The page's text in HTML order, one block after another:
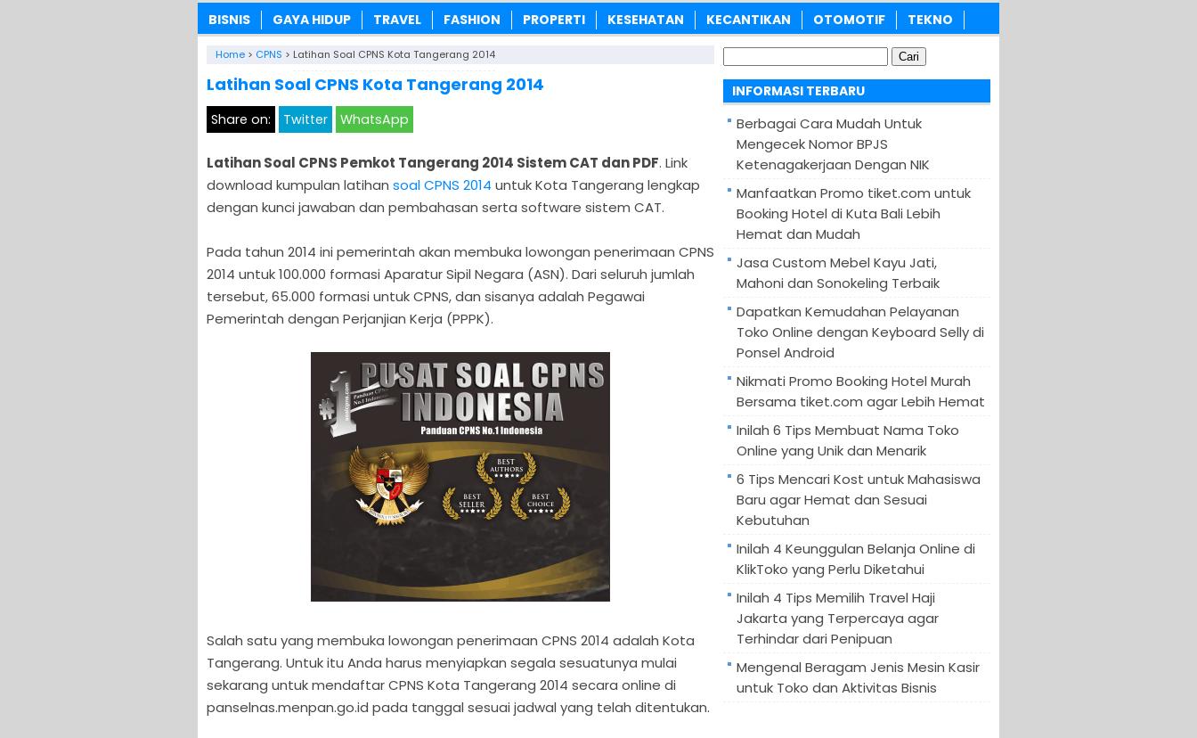
BISNIS GAYA HIDUP TRAVEL FASHION PROPERTI KESEHATAN KECANTIKAN OTOMOTIF TEKNO
Home > CPNS > Latihan Soal CPNS Kota Tangerang 2014
Latihan Soal CPNS Kota Tangerang 2014
Share on: Twitter WhatsApp
Latihan Soal CPNS Pemkot Tangerang 2014 Sistem CAT dan PDF. Link
download kumpulan latihan soal CPNS 2014 untuk Kota Tangerang lengkap
dengan kunci jawaban dan pembahasan serta software sistem CAT.
Pada tahun 2014 ini pemerintah akan membuka lowongan penerimaan CPNS
2014 untuk 100.000 formasi Aparatur Sipil Negara (ASN). Dari seluruh jumlah
tersebut, 65.000 formasi untuk CPNS, dan sisanya adalah Pegawai
Pemerintah dengan Perjanjian Kerja (PPPK).
Salah satu yang membuka lowongan penerimaan CPNS 2014 adalah Kota
Tangerang. Untuk itu Anda harus menyiapkan segala sesuatunya mulai
sekarang untuk mendaftar CPNS Kota Tangerang 2014 secara online di
panselnas.menpan.go.id pada tanggal sesuai jadwal yang telah ditentukan.
untuk:
INFORMASI TERBARU
Berbagai Cara Mudah Untuk
Mengecek Nomor BPJS
Ketenagakerjaan Dengan NIK
Manfaatkan Promo tiket.com untuk
Booking Hotel di Kuta Bali Lebih
Hemat dan Mudah
Jasa Custom Mebel Kayu Jati,
Mahoni dan Sonokeling Terbaik
Dapatkan Kemudahan Pelayanan
Toko Online dengan Keyboard Selly di
Ponsel Android
Nikmati Promo Booking Hotel Murah
Bersama tiket.com agar Lebih Hemat
Inilah 6 Tips Membuat Nama Toko
Online yang Unik dan Menarik
6 Tips Mencari Kost untuk Mahasiswa
Baru agar Hemat dan Sesuai
Kebutuhan
Inilah 4 Keunggulan Belanja Online di
KlikToko yang Perlu Diketahui
Inilah 4 Tips Memilih Travel Haji
Jakarta yang Terpercaya agar
Terhindar dari Penipuan
Mengenal Beragam Jenis Mesin Kasir
untuk Toko dan Aktivitas Bisnis